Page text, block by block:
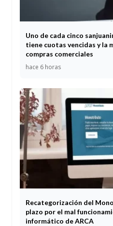
Uno de cada cinco
tiene cuotas vencidas y la
compras comerciales
hace 6 horas
Recategorización del
plazo por el mal
informático de ARCA